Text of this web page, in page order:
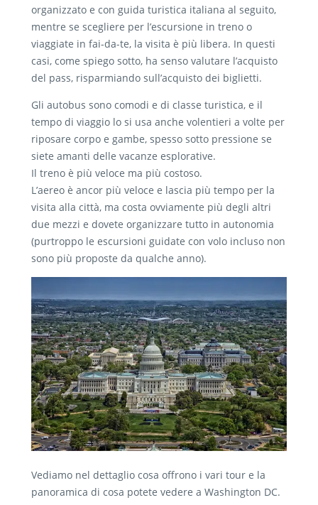
organizzato e con guida turistica italiana al seguito,
mentre se scegliere per l’escursione in treno o
viaggiate in fai-da-te, la visita è più libera. In questi
casi, come spiego sotto, ha senso valutare l’acquisto
del pass, risparmiando sull’acquisto dei biglietti.
Gli autobus sono comodi e di classe turistica, e il
tempo di viaggio lo si usa anche volentieri a volte per
riposare corpo e gambe, spesso sotto pressione se
siete amanti delle vacanze esplorative.
Il treno è più veloce ma più costoso.
L’aereo è ancor più veloce e lascia più tempo per la
visita alla città, ma costa ovviamente più degli altri
due mezzi e dovete organizzare tutto in autonomia
(purtroppo le escursioni guidate con volo incluso non
sono più proposte da qualche anno).
Vediamo nel dettaglio cosa offrono i vari tour e la
panoramica di cosa potete vedere a Washington DC.